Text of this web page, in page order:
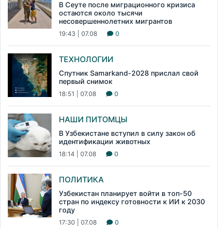
В Сеуте после миграционного кризиса
остаются около тысячи
несовершеннолетних мигрантов
19:43 | 07.08 0
ТЕХНОЛОГИИ
Спутник Samarkand-2028 прислал свой
первый снимок
18:51 | 07.08 0
НАШИ ПИТОМЦЫ
В Узбекистане вступил в силу закон об
идентификации животных
18:14 | 07.08 0
ПОЛИТИКА
Узбекистан планирует войти в топ-50
стран по индексу готовности к ИИ к 2030
году
17:30 | 07.08 0